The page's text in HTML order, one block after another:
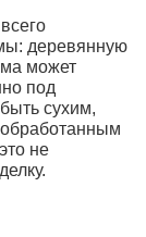
деревянную
может
под
сухим,
не